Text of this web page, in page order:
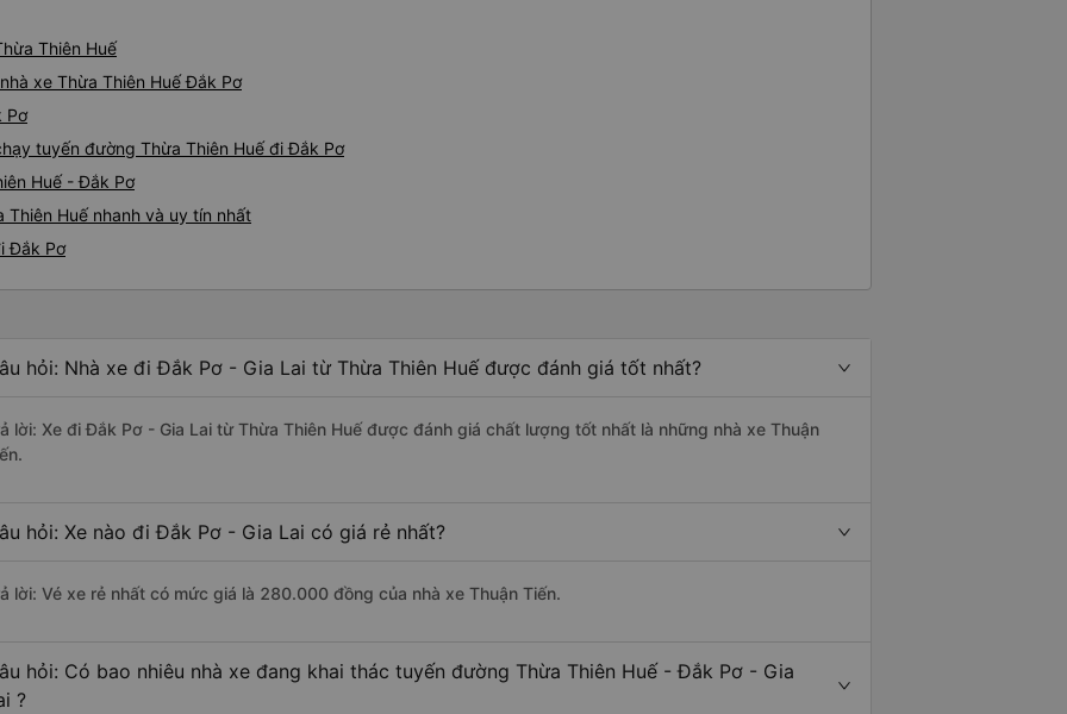
Thiên Huế
xe Thừa Thiên Huế Đắk Pơ
Pơ
tuyến đường Thừa Thiên Huế đi Đắk Pơ
Huế - Đắk Pơ
Huế nhanh và uy tín nhất
Đắk Pơ
hỏi: Nhà xe đi Đắk Pơ - Gia Lai từ Thừa Thiên Huế được đánh giá tốt nhất?
lời: Xe đi Đắk Pơ - Gia Lai từ Thừa Thiên Huế được đánh giá chất lượng tốt nhất là những nhà xe Thuận
hỏi: Xe nào đi Đắk Pơ - Gia Lai có giá rẻ nhất?
lời: Vé xe rẻ nhất có mức giá là 280.000 đồng của nhà xe Thuận Tiến.
hỏi: Có bao nhiêu nhà xe đang khai thác tuyến đường Thừa Thiên Huế - Đắk Pơ - Gia
?